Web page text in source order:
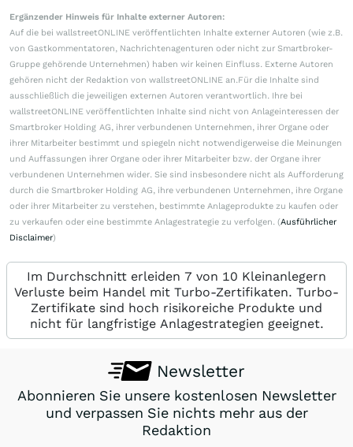
Ergänzender Hinweis für Inhalte externer Autoren:
Auf die bei wallstreetONLINE veröffentlichten Inhalte externer Autoren (wie z.B.
von Gastkommentatoren, Nachrichtenagenturen oder nicht zur Smartbroker-
Gruppe gehörende Unternehmen) haben wir keinen Einfluss. Externe Autoren
gehören nicht der Redaktion von wallstreetONLINE an.Für die Inhalte sind
ausschließlich die jeweiligen externen Autoren verantwortlich. Ihre bei
wallstreetONLINE veröffentlichten Inhalte sind nicht von Anlageinteressen der
Smartbroker Holding AG, ihrer verbundenen Unternehmen, ihrer Organe oder
ihrer Mitarbeiter bestimmt und spiegeln nicht notwendigerweise die Meinungen
und Auffassungen ihrer Organe oder ihrer Mitarbeiter bzw. der Organe ihrer
verbundenen Unternehmen wider. Sie sind insbesondere nicht als Aufforderung
durch die Smartbroker Holding AG, ihre verbundenen Unternehmen, ihre Organe
oder ihrer Mitarbeiter zu verstehen, bestimmte Anlageprodukte zu kaufen oder
zu verkaufen oder eine bestimmte Anlagestrategie zu verfolgen. (Ausführlicher
Disclaimer)
Im Durchschnitt erleiden 7 von 10 Kleinanlegern
Verluste beim Handel mit Turbo-Zertifikaten. Turbo-
Zertifikate sind hoch risikoreiche Produkte und
nicht für langfristige Anlagestrategien geeignet.
Newsletter
Abonnieren Sie unsere kostenlosen Newsletter
und verpassen Sie nichts mehr aus der
Redaktion